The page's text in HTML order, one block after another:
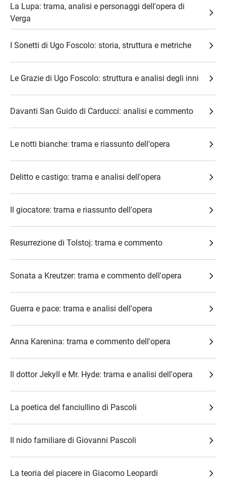
La Lupa: trama, analisi e personaggi dell'opera di
Verga
I Sonetti di Ugo Foscolo: storia, struttura e metriche
Le Grazie di Ugo Foscolo: struttura e analisi degli inni
Davanti San Guido di Carducci: analisi e commento
Le notti bianche: trama e riassunto dell'opera
Delitto e castigo: trama e analisi dell'opera
Il giocatore: trama e riassunto dell'opera
Resurrezione di Tolstoj: trama e commento
Sonata a Kreutzer: trama e commento dell'opera
Guerra e pace: trama e analisi dell'opera
Anna Karenina: trama e commento dell'opera
Il dottor Jekyll e Mr. Hyde: trama e analisi dell'opera
La poetica del fanciullino di Pascoli
Il nido familiare di Giovanni Pascoli
La teoria del piacere in Giacomo Leopardi